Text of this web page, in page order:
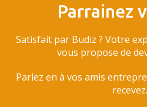
Parrainez
Satisfait par Budiz ? Votre
vous propose de
Parlez en à vos amis